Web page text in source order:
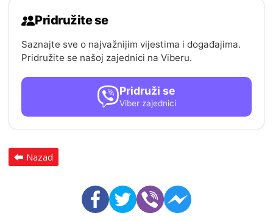
Pridružite se
Saznajte sve o najvažnijim vijestima i događajima.
Pridružite se našoj zajednici na Viberu.
Pridruži se
Viber zajednici
Nazad